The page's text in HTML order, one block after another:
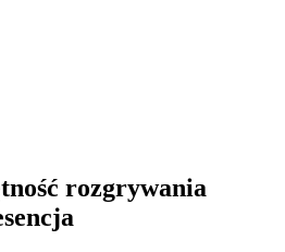
rozgrywania